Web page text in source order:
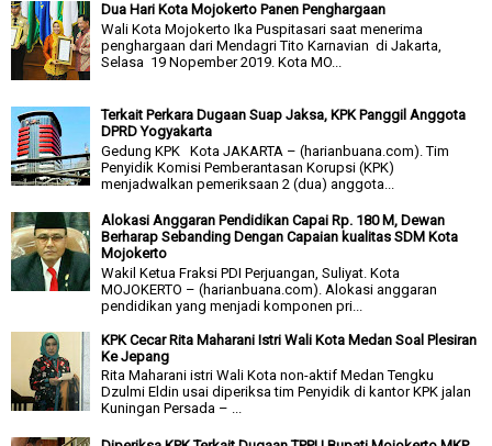
Dua Hari Kota Mojokerto Panen Penghargaan
Wali Kota Mojokerto Ika Puspitasari saat menerima
penghargaan dari Mendagri Tito Karnavian di Jakarta,
Selasa 19 Nopember 2019. Kota MO...
Terkait Perkara Dugaan Suap Jaksa, KPK Panggil Anggota
DPRD Yogyakarta
Gedung KPK Kota JAKARTA – (harianbuana.com). Tim
Penyidik Komisi Pemberantasan Korupsi (KPK)
menjadwalkan pemeriksaan 2 (dua) anggota...
Alokasi Anggaran Pendidikan Capai Rp. 180 M, Dewan
Berharap Sebanding Dengan Capaian kualitas SDM Kota
Mojokerto
Wakil Ketua Fraksi PDI Perjuangan, Suliyat. Kota
MOJOKERTO – (harianbuana.com). Alokasi anggaran
pendidikan yang menjadi komponen pri...
KPK Cecar Rita Maharani Istri Wali Kota Medan Soal Plesiran
Ke Jepang
Rita Maharani istri Wali Kota non-aktif Medan Tengku
Dzulmi Eldin usai diperiksa tim Penyidik di kantor KPK jalan
Kuningan Persada – ...